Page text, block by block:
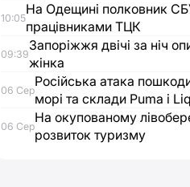
10:05
На Одещині полковник
працівниками ТЦК
09:39
Запоріжжя двічі за ніч
жінка
06 Сер
Російська атака
морі та склади Puma і
06 Сер
На окупованому
розвиток туризму